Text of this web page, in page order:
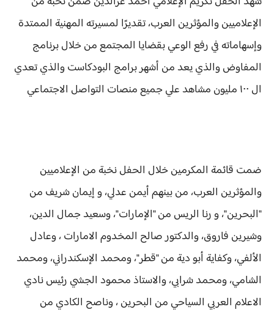
الإعلاميين والمؤثرين العرب، تقديرًا لمسيرته المهنية الممتدة
وإسهاماته في رفع الوعي بقضايا المجتمع من خلال برنامج
المفاوض والذي يعد من أشهر برامج البودكاست والذي تعدي
ال ١٠٠ مليون مشاهد علي جميع منصات التواصل الاجتماعي
ضمت قائمة المكرمين خلال الحفل نخبة من الإعلاميين
والمؤثرين العرب، من بينهم أيمن عدلي، و إيمان شريف من
"البحرين"، و رنا الريس من "الإمارات"، وسعيد جمال الدين،
وشيرين فاروق، والدكتور صالح المخدوم الامارات ، وعادل
الألفي، وكفاية أبو دية من "قطر"، ومحمد الإسكندراني، ومحمد
الشامي، ومحمد شرابي، والاستاذ محمود الجشي رئيس نادي
الاعلام العربي السياحي من البحرين ، وناصح الكادي من